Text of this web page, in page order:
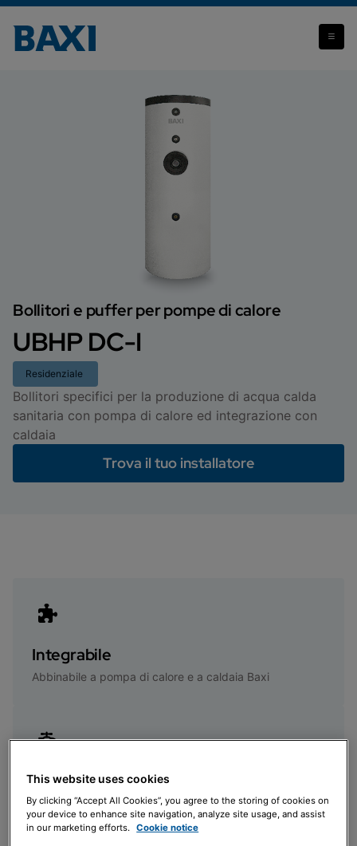
UBHP DC-I
Bollitori e puffer per pompe di calore
UBHP DC-I
Residenziale
Bollitori specifici per la produzione di acqua calda
sanitaria con pompa di calore ed integrazione con
caldaia
Trova il tuo installatore
Integrabile
Abbinabile a pompa di calore e a caldaia Baxi
Alto comfort sanitario
Produzione di acqua calda sanitaria
This website uses cookies
By clicking “Accept All Cookies”, you agree to the storing of cookies on
your device to enhance site navigation, analyze site usage, and assist
in our marketing efforts. Cookie notice